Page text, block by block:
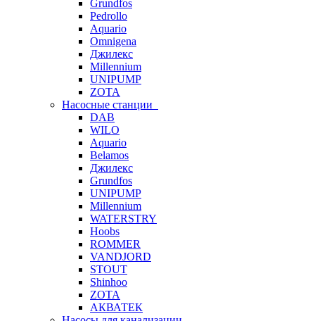
Grundfos
Pedrollo
Aquario
Omnigena
Джилекс
Millennium
UNIPUMP
ZOTA
Насосные станции
DAB
WILO
Aquario
Belamos
Джилекс
Grundfos
UNIPUMP
Millennium
WATERSTRY
Hoobs
ROMMER
VANDJORD
STOUT
Shinhoo
ZOTA
АКВАТЕК